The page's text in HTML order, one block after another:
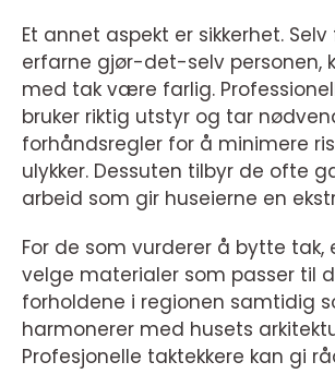
Et annet aspekt er sikkerhet.
erfarne gjør-det-selv personen,
med tak være farlig.
bruker riktig utstyr og tar
forhåndsregler for å minimere
ulykker. Dessuten tilbyr de ofte
arbeid som gir huseierne en
For de som vurderer å bytte tak,
velge materialer som passer til
forholdene i regionen samtidig
harmonerer med husets
Profesjonelle taktekkere kan gi